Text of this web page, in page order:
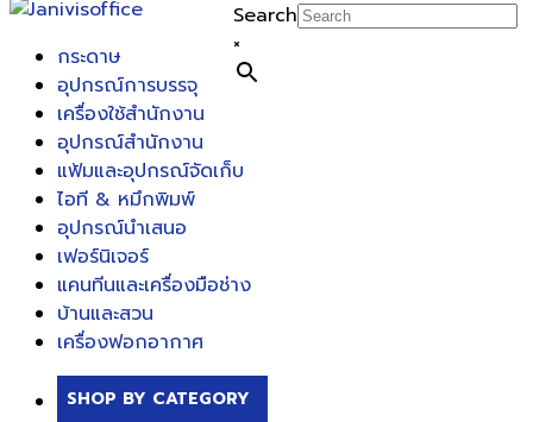
Search
×
กระดาษ
อุปกรณ์การบรรจุ
เครื่องใช้สำนักงาน
อุปกรณ์สำนักงาน
แฟ้มและอุปกรณ์จัดเก็บ
ไอที & หมึกพิมพ์
อุปกรณ์นำเสนอ
เฟอร์นิเจอร์
แคนทีนและเครื่องมือช่าง
บ้านและสวน
เครื่องฟอกอากาศ
SHOP BY CATEGORY